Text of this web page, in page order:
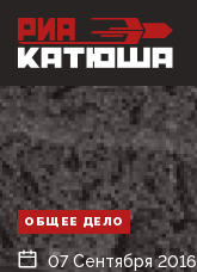
ОБЩЕЕ ДЕЛО
07 Сентября 2016